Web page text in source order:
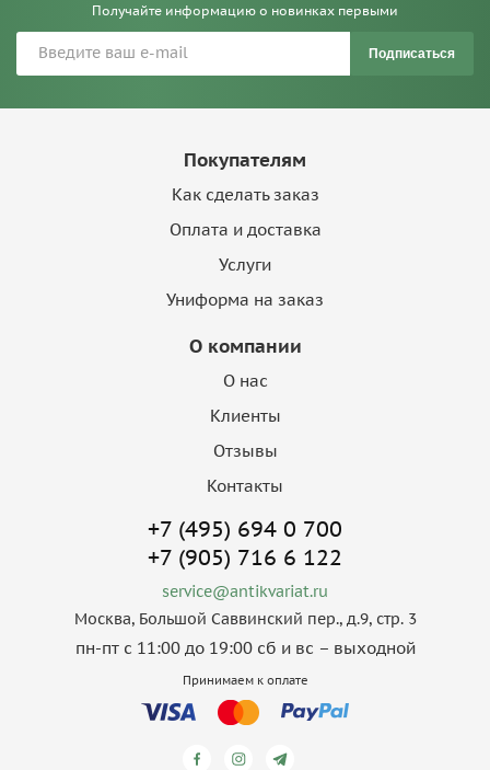
Получайте информацию о новинках первыми
Подписаться
Покупателям
Как сделать заказ
Оплата и доставка
Услуги
Униформа на заказ
О компании
О нас
Клиенты
Отзывы
Контакты
+7 (495) 694 0 700
+7 (905) 716 6 122
service@antikvariat.ru
Москва, Большой Саввинский пер., д.9, стр. 3
пн-пт с 11:00 до 19:00 сб и вс – выходной
Принимаем к оплате